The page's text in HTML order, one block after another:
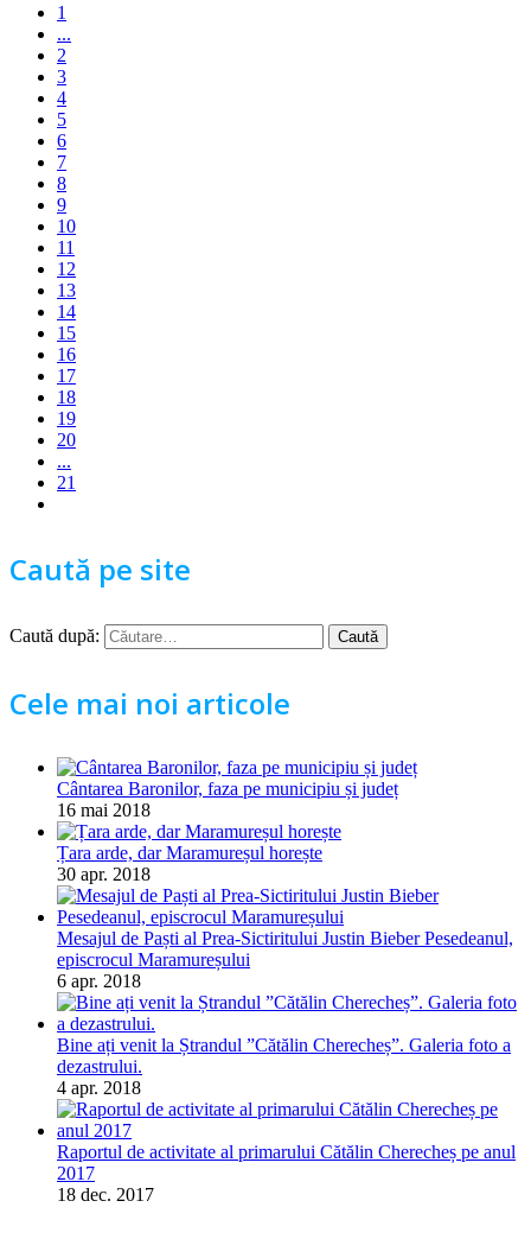
1
...
2
3
4
5
6
7
8
9
10
11
12
13
14
15
16
17
18
19
20
...
21
Caută pe site
Caută după:
Cele mai noi articole
Cântarea Baronilor, faza pe municipiu și județ
16 mai 2018
Țara arde, dar Maramureșul horește
30 apr. 2018
Mesajul de Paști al Prea-Sictiritului Justin Bieber Pesedeanul,
episcrocul Maramureșului
6 apr. 2018
Bine ați venit la Ștrandul ”Cătălin Cherecheș”. Galeria foto a
dezastrului.
4 apr. 2018
Raportul de activitate al primarului Cătălin Cherecheș pe anul
2017
18 dec. 2017